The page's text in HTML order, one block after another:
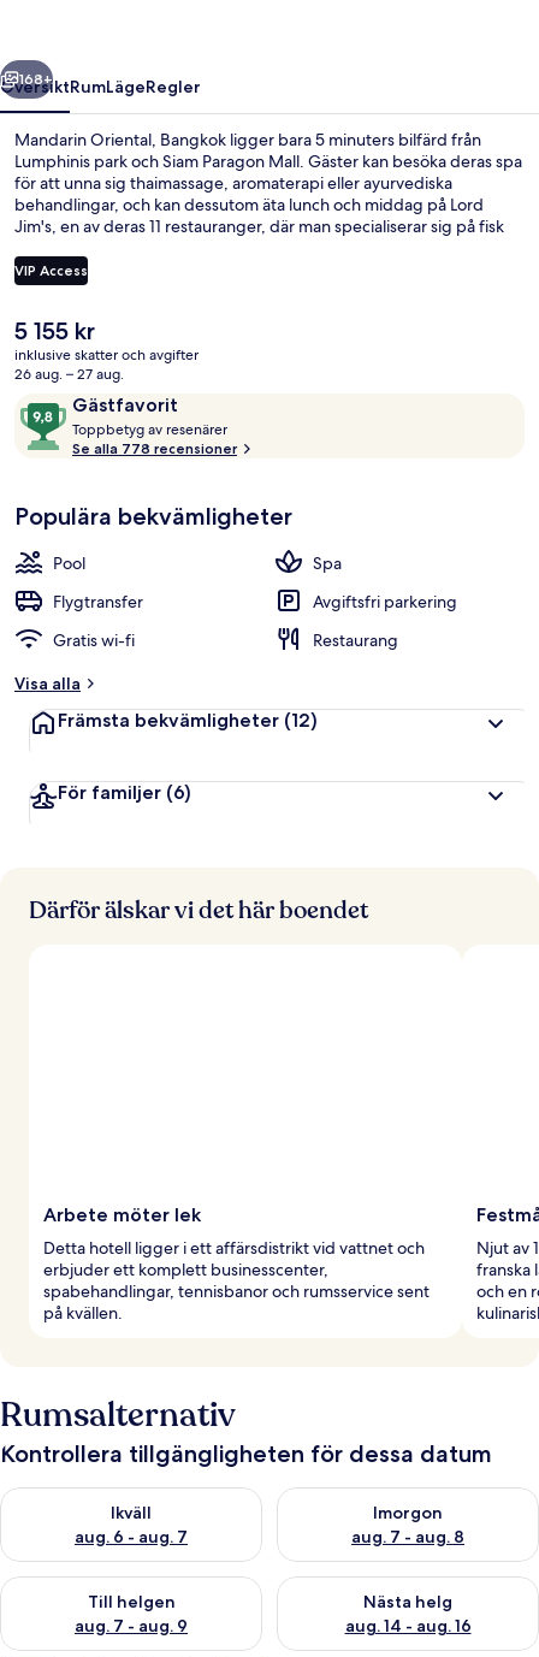
Nästa
168+
ÖversiktRumLägeRegler
Mandarin Oriental, Bangkok ligger bara 5 minuters bilfärd från
Lumphinis park och Siam Paragon Mall. Gäster kan besöka deras spa
för att unna sig thaimassage, aromaterapi eller ayurvediska
behandlingar, och kan dessutom äta lunch och middag på Lord
Jim's, en av deras 11 restauranger, där man specialiserar sig på fisk
utomhuspooler, en bar vid poolen och ett gym. Den hjälpsamma
personalen och den generella standarden brukar uppskattas av våra
kollektivtrafik. Till Saphan Taksin BTS Station tar det inte mer än 10
minuter att gå.
VIP Access
Det
nuvarande
priset
5 155 kr
5 155 kr
inklusive skatter och avgifter
26 aug. – 27 aug.
RecensionerGästfavorit
9,8
av
10,
Toppbetyg av resenärer
o
b
r
e
Se alla 778 recensioner
Populära bekvämligheter
Pool
Spa
Flygtransfer
Avgiftsfri parkering
Gratis wi-fi
Restaurang
Visa alla
Främsta bekvämligheter (12)
För familjer (6)
Därför älskar vi det här boendet
Arbete möter lek
Detta hotell ligger i ett affärsdistrikt vid vattnet och
erbjuder ett komplett businesscenter,
spabehandlingar, tennisbanor och rumsservice sent
på kvällen.
Njut av
franska
och en
Rumsalternativ
Kontrollera tillgängligheten för dessa datum
Ikväll
aug. 6 - aug. 7
Kontrollera tillgängligheten för ikväll aug. 6 - aug. 7
Imorgon
aug. 7 - aug. 8
Kontrollera tillgängligheten
Till helgen
aug. 7 - aug. 9
Kontrollera tillgängligheten för den här helgen aug. 7 - aug. 9
Nästa helg
aug. 14 - aug. 16
Kontrollera tillgängligheten